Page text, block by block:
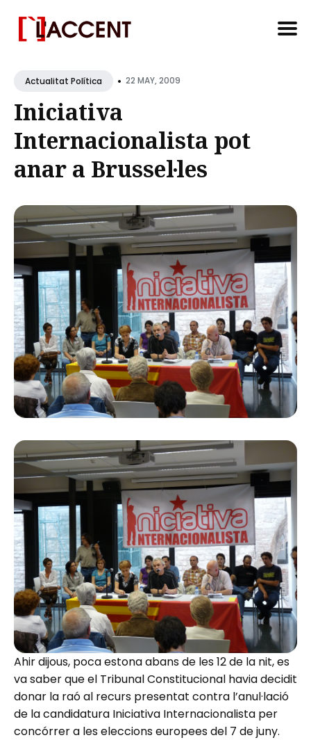
forActualitat Política • 22 MAY, 2009
Iniciativa
Internacionalista pot
anar a Brussel·les
Ahir dijous, poca estona abans de les 12 de la nit, es
va saber que el Tribunal Constitucional havia decidit
donar la raó al recurs presentat contra l’anul·lació
de la candidatura Iniciativa Internacionalista per
concórrer a les eleccions europees del 7 de juny.